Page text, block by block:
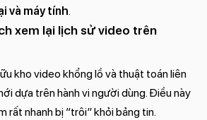
và máy tính.
xem lại lịch sử video trên
kho video khổng lồ và thuật toán liên
dựa trên hành vi người dùng. Điều này
rất nhanh bị “trôi” khỏi bảng tin.